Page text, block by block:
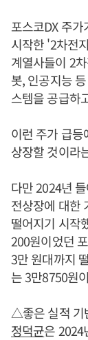
포스코DX 주
시작한 '2차전
계열사들이 2
봇, 인공지능
스템을 공급하
이런 주가 급등
상장할 것이라
다만 2024년
전상장에 대한
떨어지기 시작
200원이었던
3만 원대까지
는 3만8750원
△좋은 실적 기
정덕균은 2024